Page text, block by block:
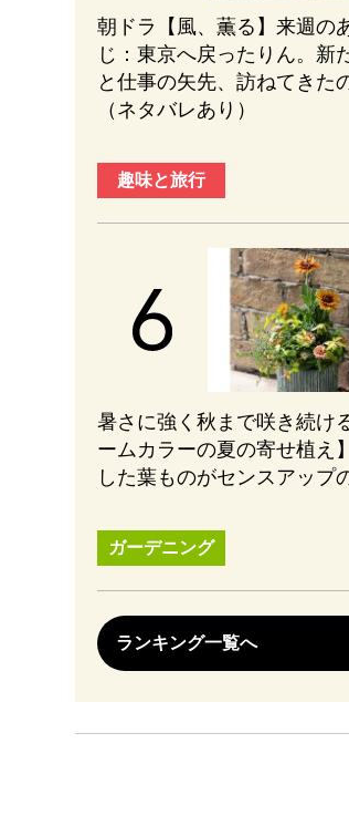
朝ドラ【風、薫る】来週の
じ：東京へ戻ったりん。新
と仕事の矢先、訪ねてきた
（ネタバレあり）
趣味と旅行
暑さに強く秋まで咲き続け
ームカラーの夏の寄せ植え
した葉ものがセンスアップ
ガーデニング
ランキング一覧へ